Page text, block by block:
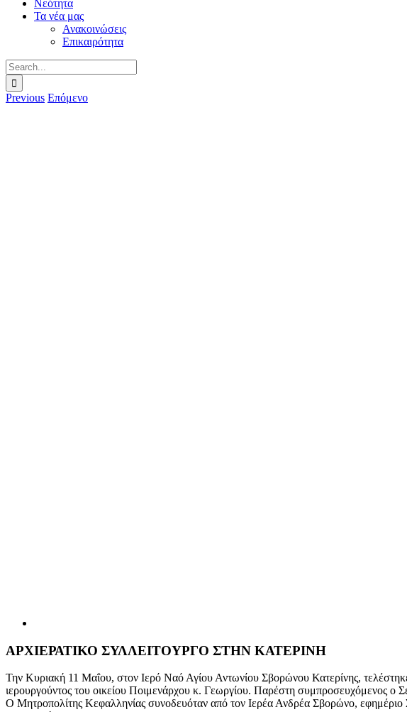
Νεότητα
Τα νέα μας
Ανακοινώσεις
Επικαιρότητα
Search
for:
Previous Επόμενο
ΑΡΧΙΕΡΑΤΙΚΟ ΣΥΛΛΕΙΤΟΥΡΓΟ ΣΤΗΝ ΚΑΤΕΡΙΝΗ
Την Κυριακή 11 Μαΐου, στον Ιερό Ναό Αγίου Αντωνίου Σβορώνου Κατερίνης,
ιερουργούντος του οικείου Ποιμενάρχου κ. Γεωργίου. Παρέστη συμπροσευχόμενος
Ο Μητροπολίτης Κεφαλληνίας συνοδευόταν από τον Ιερέα Ανδρέα Σβορώνο,